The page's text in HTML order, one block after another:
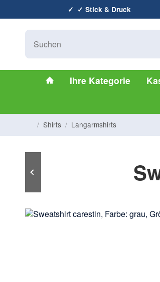
✓ Stick & Druck
#custom.linkHome#
Ihre Kategorie
/ Shirts / Langarmshirts